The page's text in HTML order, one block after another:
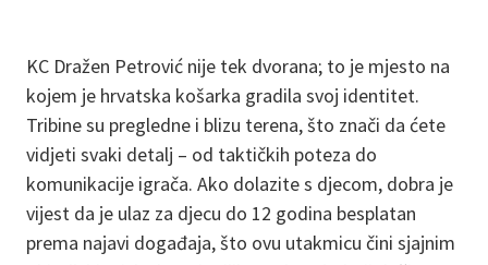
KC Dražen Petrović nije tek dvorana; to je mjesto na
kojem je hrvatska košarka gradila svoj identitet.
Tribine su pregledne i blizu terena, što znači da ćete
vidjeti svaki detalj – od taktičkih poteza do
komunikacije igrača. Ako dolazite s djecom, dobra je
vijest da je ulaz za djecu do 12 godina besplatan
prema najavi događaja, što ovu utakmicu čini sjajnim